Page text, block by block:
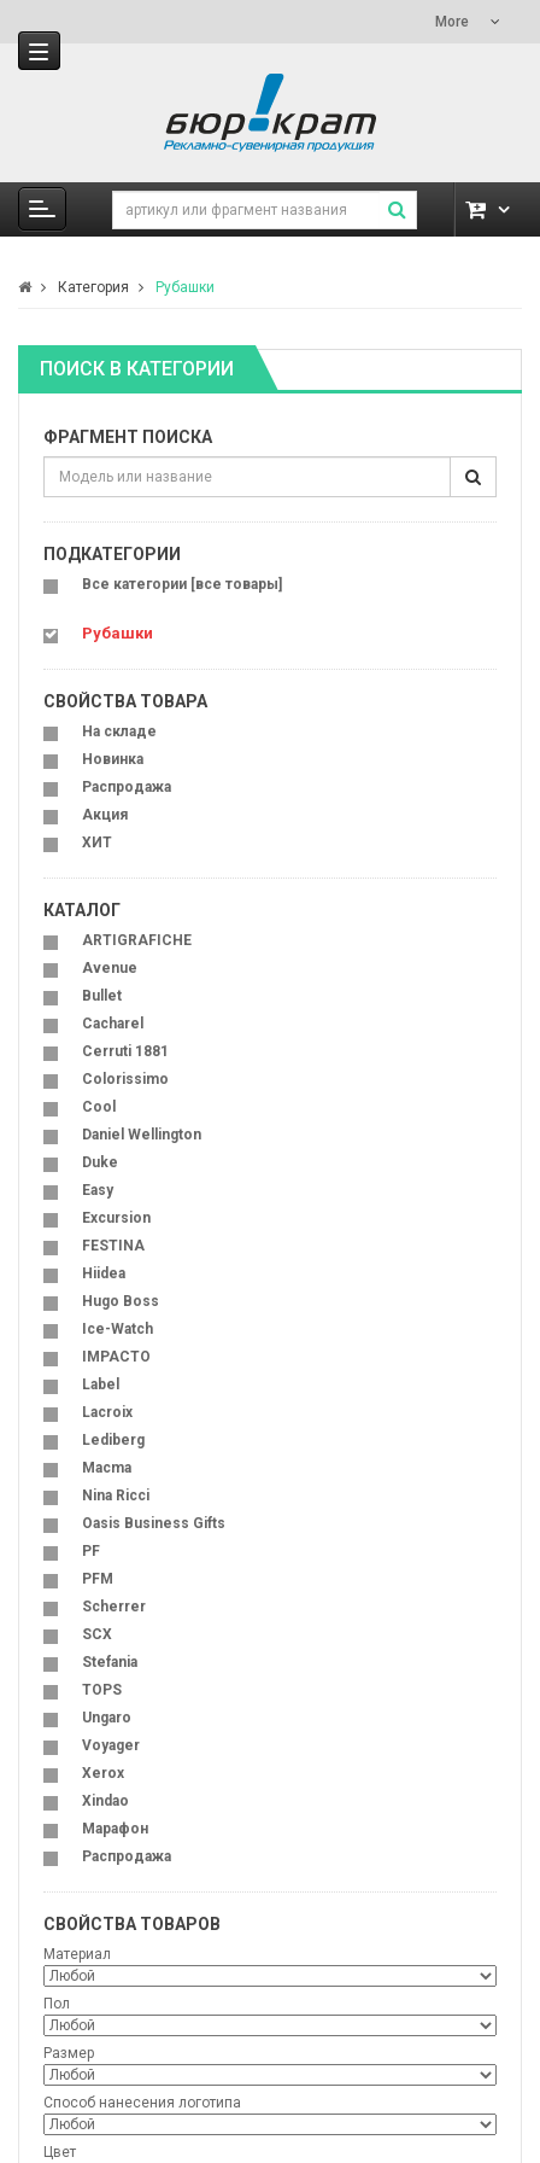
More
Категория Рубашки
ПОИСК В КАТЕГОРИИ
ФРАГМЕНТ ПОИСКА
ПОДКАТЕГОРИИ
Все категории [все товары]
Рубашки
СВОЙСТВА ТОВАРА
На складе
Новинка
Распродажа
Акция
ХИТ
КАТАЛОГ
ARTIGRAFICHE
Avenue
Bullet
Cacharel
Cerruti 1881
Colorissimo
Cool
Daniel Wellington
Duke
Easy
Excursion
FESTINA
Hiidea
Hugo Boss
Ice-Watch
IMPACTO
Label
Lacroix
Lediberg
Macma
Nina Ricci
Oasis Business Gifts
PF
PFM
Scherrer
SCX
Stefania
TOPS
Ungaro
Voyager
Xerox
Xindao
Марафон
Распродажа
СВОЙСТВА ТОВАРОВ
Материал
Пол
Размер
Способ нанесения логотипа
Цвет